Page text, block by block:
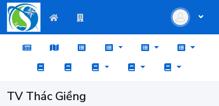
TV Thác Giềng